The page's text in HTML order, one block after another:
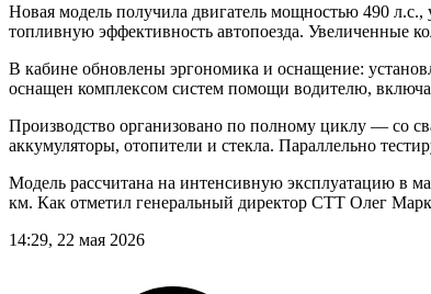
Новая модель получила двигатель мощностью 490
топливную эффективность автопоезда. Увеличенные
В кабине обновлены эргономика и оснащение:
оснащен комплексом систем помощи водителю,
Производство организовано по полному циклу — со
аккумуляторы, отопители и стекла. Параллельно
Модель рассчитана на интенсивную эксплуатацию в
км. Как отметил генеральный директор СТТ Олег
14:29, 22 мая 2026